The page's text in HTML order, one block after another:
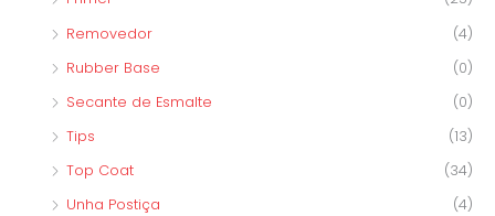
Removedor
(4)
Rubber Base
(0)
Secante de Esmalte
(0)
Tips
(13)
Top Coat
(34)
Unha Postiça
(4)